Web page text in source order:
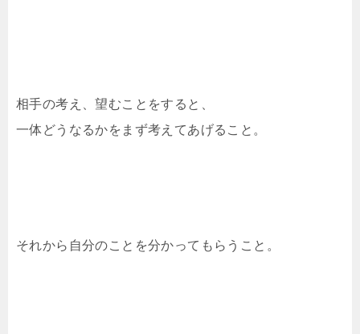
相手の考え、望むことをすると、
一体どうなるかをまず考えてあげること。
それから自分のことを分かってもらうこと。